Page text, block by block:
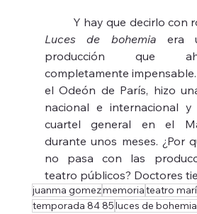
Luces de bohemia era
producción que
completamente
el Odeón de París, hizo
nacional e internacional y
cuartel general en el
durante unos meses. ¿Por
no pasa con las
teatro públicos? Doctores
juanma gomezmemoriateatro
temporada 84 85luces de bohemia